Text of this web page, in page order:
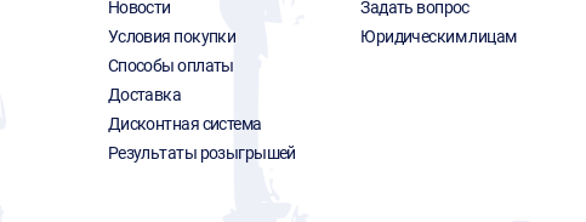
Новости
Условия покупки
Способы оплаты
Доставка
Дисконтная система
Результаты розыгрышей
Задать вопрос
Юридическим лицам